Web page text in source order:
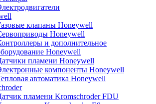
клапаны Honeywell
Honeywell
и дополнительное
Honeywell
пламени Honeywell
компоненты Honeywell
автоматика Honeywell
пламени Kromschroder FDU